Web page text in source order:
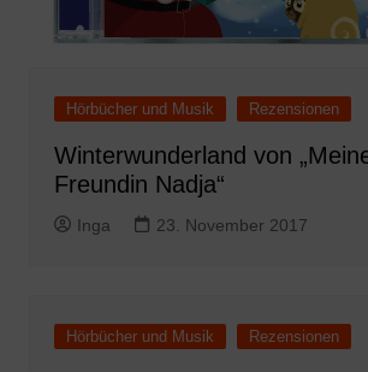
Hörbücher und Musik Rezensionen
Winterwunderland von
Freundin Nadja“
Inga 23. November 2017
Hörbücher und Musik Rezensionen